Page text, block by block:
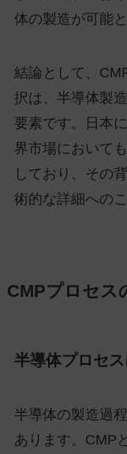
体の製造が可能と
結論として、
択は、半導体製
要素です。日本
界市場において
しており、その
術的な詳細への
CMPプロセス
半導体プロセ
半導体の製造過
あります。CMP